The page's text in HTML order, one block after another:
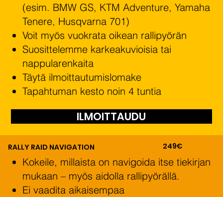
(esim. BMW GS, KTM Adventure, Yamaha
Tenere, Husqvarna 701)
Voit myös vuokrata oikean rallipyörän
Suosittelemme karkeakuvioisia tai
nappularenkaita
Täytä ilmoittautumislomake
Tapahtuman kesto noin 4 tuntia
ILMOITTAUDU
RALLY RAID NAVIGATION 249€
Kokeile, millaista on navigoida itse tiekirjan
mukaan – myös aidolla rallipyörällä.
Ei vaadita aikaisempaa